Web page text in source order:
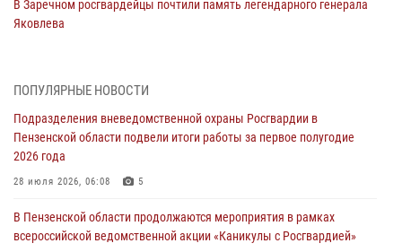
В Заречном росгвардейцы почтили память легендарного генерала
Яковлева
Сотрудники пензенского ОМОН «Страж» познакомили участников
05 августа 2026, 06:15
В Пензе сотрудники Росгвардии оказали помощь
дезориентированному пенсионеру
В Пензе при силовой поддержке Росгвардии пресечена
ПОПУЛЯРНЫЕ НОВОСТИ
Подразделения вневедомственной охраны Росгвардии в
Пензенской области подвели итоги работы за первое полугодие
2026 года
28 июля 2026, 06:08 5
В Пензенской области продолжаются мероприятия в рамках
всероссийской ведомственной акции «Каникулы с Росгвардией»